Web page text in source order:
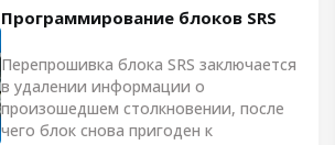
Программирование блоков SRS
Перепрошивка блока SRS заключается
в удалении информации о
произошедшем столкновении, после
чего блок снова пригоден к